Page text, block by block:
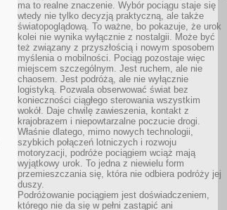
ma to realne znaczenie. Wybór pociągu staje się
wtedy nie tylko decyzją praktyczną, ale także
światopoglądową. To ważne, bo pokazuje, że urok
kolei nie wynika wyłącznie z nostalgii. Może być
też związany z przyszłością i nowym sposobem
myślenia o mobilności. Pociąg pozostaje więc
miejscem szczególnym. Jest ruchem, ale nie
chaosem. Jest podróżą, ale nie wyłącznie
logistyką. Pozwala obserwować świat bez
konieczności ciągłego sterowania wszystkim
wokół. Daje chwilę zawieszenia, kontakt z
krajobrazem i niepowtarzalne poczucie drogi.
Właśnie dlatego, mimo nowych technologii,
szybkich połączeń lotniczych i rozwoju
motoryzacji, podróże pociągiem wciąż mają
wyjątkowy urok. To jedna z niewielu form
przemieszczania się, która nie odbiera podróży jej
duszy.
Podróżowanie pociągiem jest doświadczeniem,
którego nie da się w pełni zastąpić ani